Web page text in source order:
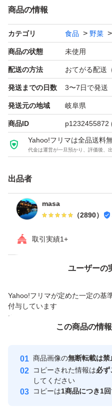
す、栄養的には変わりはご
※ 製法 : 自家製造したもの
高品質を追求致しておりま
んので購入した原料の水分
がまじります。 ※ 個人で調
種冷凍機保安管理者、高圧
学校で衛生学も勉強もしま
理責任者です。 ( 食品衛生
の製造許可および営業許可
回答を得ております。 注意
保存方法 ●取引のできない
だきます。
●あくまでも自家製ですので
● 直射日光、高温、多湿は
にんにくの皮の糖度に白カ
青カビが発生します● 冷蔵
商品の情報
カテゴリ 食品 野菜
商品の状態 未使用
配送の方法 おてがる配送
発送までの日数 3〜7日で発送
発送元の地域 岐阜県
商品ID p1232455872
Yahoo!フリマは全品送料
代金は運営が一旦預かり、評価後、
出品者
masa
（2890）
取引実績1+
ユーザーの
Yahoo!フリマが定めた一定の基
付与しています
安心取引出品者
取引実績
取引実績◯+
Yahoo!オークションで出品した
商品への質問からの値下げ交渉、
この商品の情
商品画像の無断転載は禁
コピーされた情報は必ず
してください
コピーは1商品につき1回
この商品をみている人にオ